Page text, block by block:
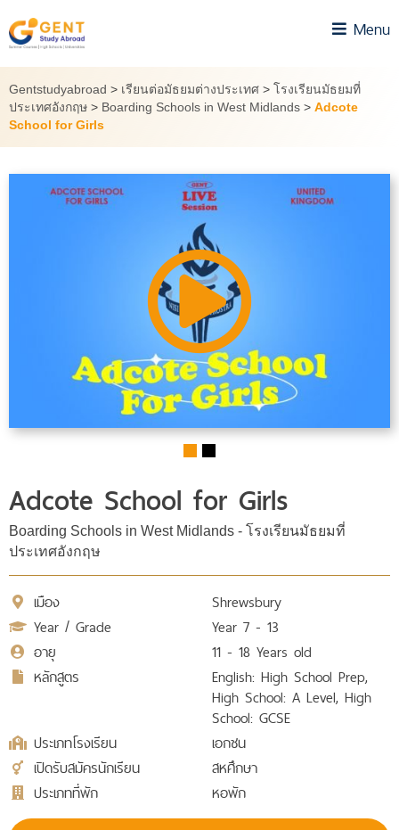
to
content
Menu
Gentstudyabroad > เรียนต่อมัธยมต่างประเทศ > โรงเรียนมัธยมที่
ประเทศอังกฤษ > Boarding Schools in West Midlands > Adcote
School for Girls
Adcote School for Girls
Boarding Schools in West Midlands - โรงเรียนมัธยมที่
ประเทศอังกฤษ
เมือง
Shrewsbury
Year / Grade
Year 7 - 13
อายุ
11 - 18 Years old
หลักสูตร
English: High School Prep,
High School: A Level, High
School: GCSE
ประเภทโรงเรียน
เอกชน
เปิดรับสมัครนักเรียน
สหศึกษา
ประเภทที่พัก
หอพัก